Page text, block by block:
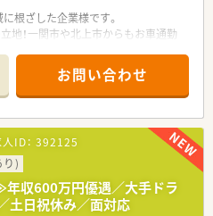
根ざした企業様です。
地！一関市や北上市からもお車通勤
お問い合わせ
ID： 392125
り)
年収600万円優遇／大手ドラ
土日祝休み／面対応